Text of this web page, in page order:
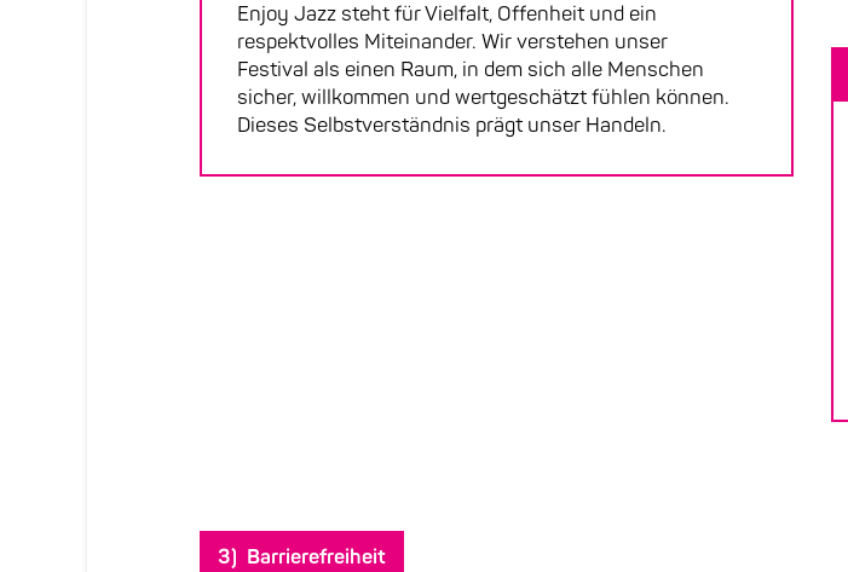
Enjoy Jazz steht für Vielfalt, Offenheit und ein
respektvolles Miteinander. Wir verstehen unser
Festival als einen Raum, in dem sich alle Menschen
sicher, willkommen und wertgeschätzt fühlen können.
Dieses Selbstverständnis prägt unser Handeln.
3) Barrierefreiheit